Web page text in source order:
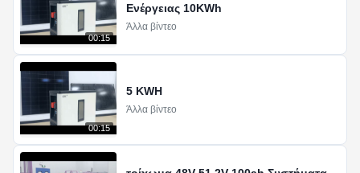
00:15
Ενέργειας 10KWh
Άλλα βίντεο
00:15
5 KWH
Άλλα βίντεο